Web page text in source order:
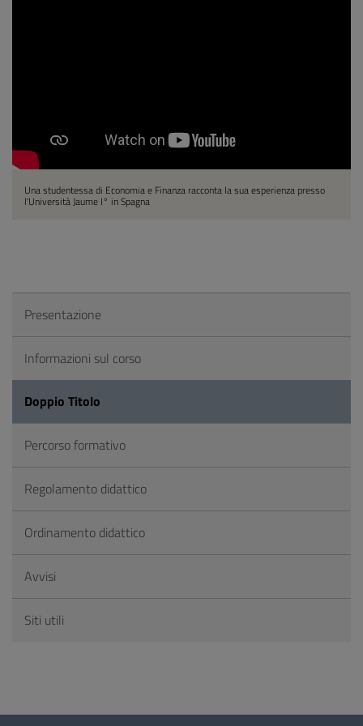
Una studentessa di Economia e Finanza racconta la sua esperienza presso
l'Università Jaume I° in Spagna
Presentazione
Informazioni sul corso
Doppio Titolo
Percorso formativo
Regolamento didattico
Ordinamento didattico
Avvisi
Siti utili